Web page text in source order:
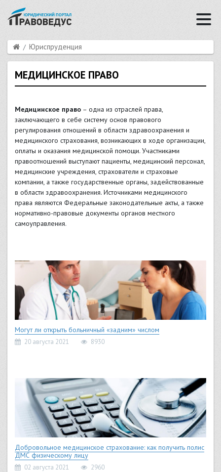
Юриспруденция
МЕДИЦИНСКОЕ ПРАВО
Медицинское право – одна из отраслей права,
заключающего в себе систему основ правового
регулирования отношений в области здравоохранения и
медицинского страхования, возникающих в ходе организации,
оплаты и оказания медицинской помощи. Участниками
правоотношений выступают пациенты, медицинский персонал,
медицинские учреждения, страхователи и страховые
компании, а также государственные органы, задействованные
в области здравоохранения. Источниками медицинского
права являются Федеральные законодательные акты, а также
нормативно-правовые документы органов местного
самоуправления.
Могут ли открыть больничный «задним» числом
20 августа 2021 8930
Добровольное медицинское страхование: как получить полис
ДМС физическому лицу
02 августа 2021 2960